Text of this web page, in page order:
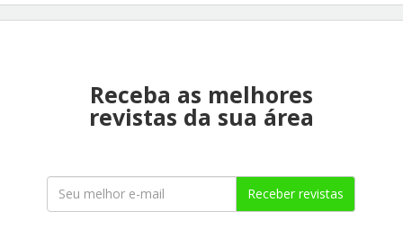
Receba as melhores
revistas da sua área
Receber revistas